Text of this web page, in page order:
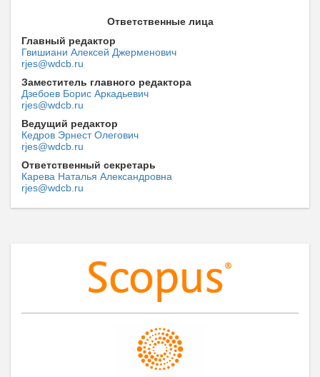
Ответственные лица
Главный редактор
Гвишиани Алексей Джерменович
rjes@wdcb.ru
Заместитель главного редактора
Дзебоев Борис Аркадьевич
rjes@wdcb.ru
Ведущий редактор
Кедров Эрнест Олегович
rjes@wdcb.ru
Ответственный секретарь
Карева Наталья Александровна
rjes@wdcb.ru